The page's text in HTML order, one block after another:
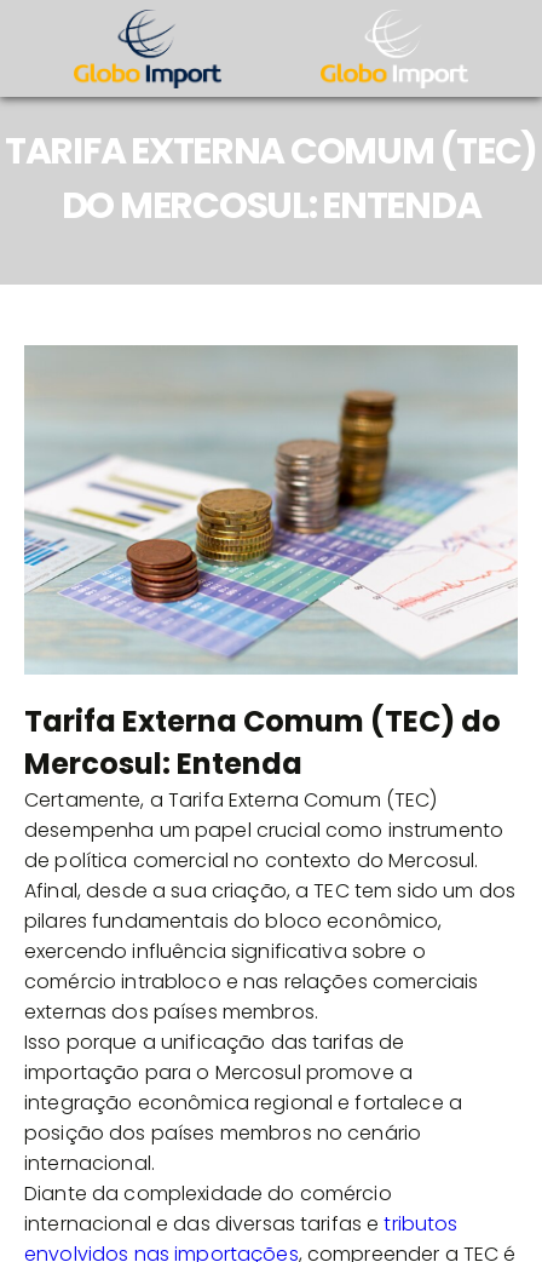
TARIFA EXTERNA COMUM (TEC)
DO MERCOSUL: ENTENDA
Tarifa Externa Comum (TEC) do
Mercosul: Entenda
Certamente, a Tarifa Externa Comum (TEC)
desempenha um papel crucial como instrumento
de política comercial no contexto do Mercosul.
Afinal, desde a sua criação, a TEC tem sido um dos
pilares fundamentais do bloco econômico,
exercendo influência significativa sobre o
comércio intrabloco e nas relações comerciais
externas dos países membros.
Isso porque a unificação das tarifas de
importação para o Mercosul promove a
integração econômica regional e fortalece a
posição dos países membros no cenário
internacional.
Diante da complexidade do comércio
internacional e das diversas tarifas etributos
envolvidos nas importações, compreender a TEC é